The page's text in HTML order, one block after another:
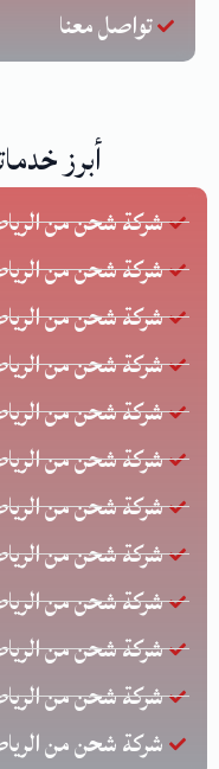
تواصل معنا
أبرز
شركة شحن من
شركة شحن من
شركة شحن من
شركة شحن من
شركة شحن من
شركة شحن من
شركة شحن من
شركة شحن من
شركة شحن من
شركة شحن من
شركة شحن من
شركة شحن من